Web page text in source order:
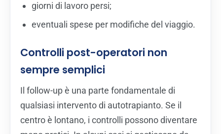
giorni di lavoro persi;
eventuali spese per modifiche del viaggio.
Controlli post-operatori non
sempre semplici
Il follow-up è una parte fondamentale di
qualsiasi intervento di autotrapianto. Se il
centro è lontano, i controlli possono diventare